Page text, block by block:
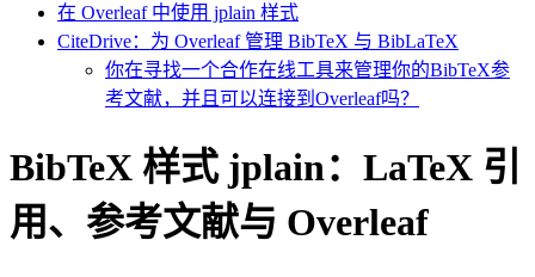
在 Overleaf 中使用 jplain 样式
CiteDrive：为 Overleaf 管理 BibTeX 与 BibLaTeX
你在寻找一个合作在线工具来管理你的BibTeX参
考文献，并且可以连接到Overleaf吗？
BibTeX 样式 jplain：LaTeX 引
用、参考文献与 Overleaf